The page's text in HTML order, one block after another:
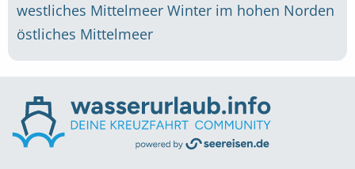
westliches Mittelmeer Winter im hohen Norden
östliches Mittelmeer